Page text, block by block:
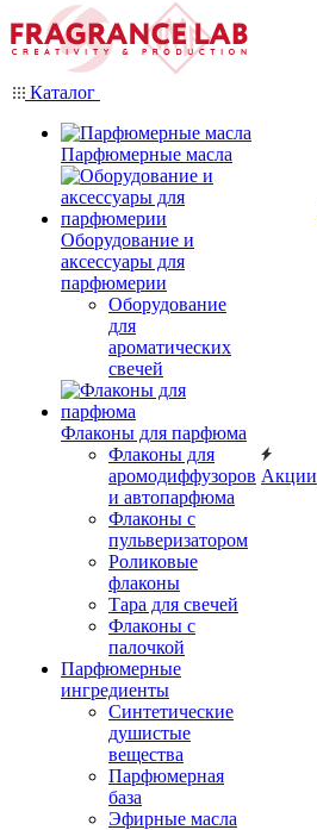
Каталог
Парфюмерные масла
Оборудование и
аксессуары для
парфюмерии
Оборудование
для
ароматических
свечей
Флаконы для парфюма
Флаконы для
аромодиффузоров
и автопарфюма
Флаконы с
пульверизатором
Роликовые
флаконы
Тара для свечей
Флаконы с
палочкой
Парфюмерные
ингредиенты
Синтетические
душистые
вещества
Парфюмерная
база
Эфирные масла
Акции